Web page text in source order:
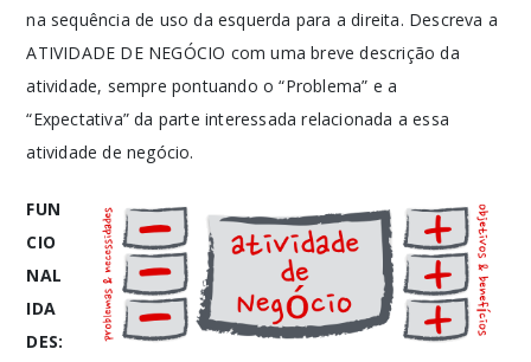
na sequência de uso da esquerda para a direita. Descreva a
ATIVIDADE DE NEGÓCIO com uma breve descrição da
atividade, sempre pontuando o “Problema” e a
“Expectativa” da parte interessada relacionada a essa
atividade de negócio.
FUN
CIO
NAL
IDA
DES: